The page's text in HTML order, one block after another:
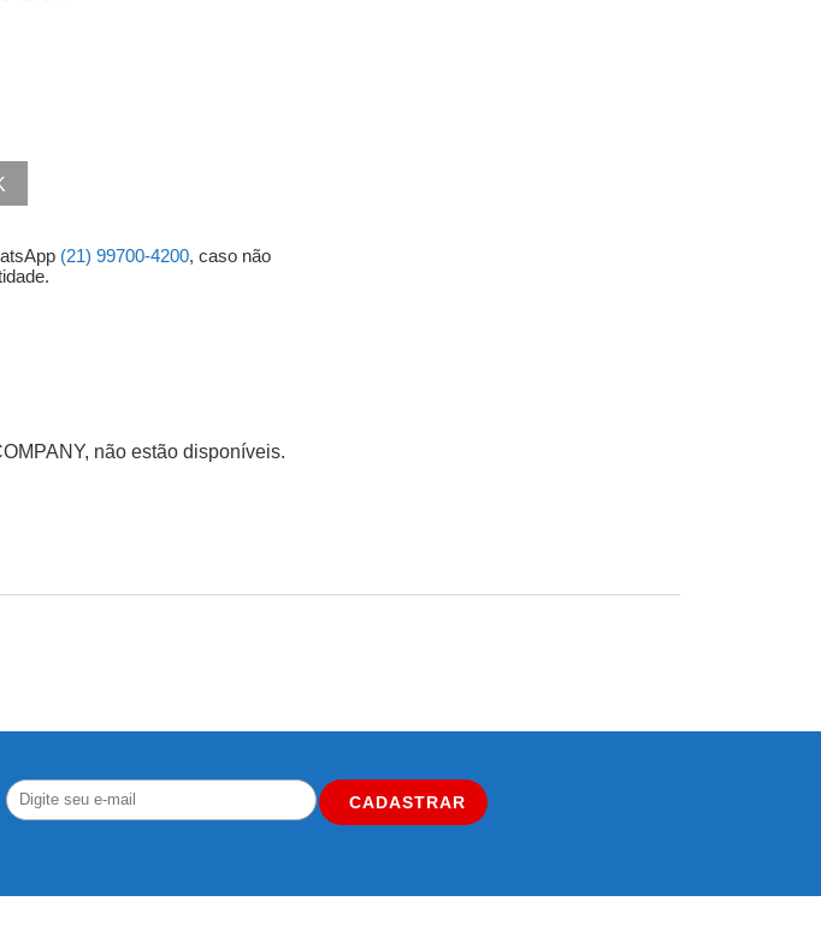
(21) 99700-4200, caso não
não estão disponíveis.
CADASTRAR